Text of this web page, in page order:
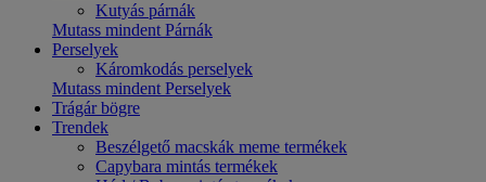
Kutyás párnák
Mutass mindent Párnák
Perselyek
Káromkodás perselyek
Mutass mindent Perselyek
Trágár bögre
Trendek
Beszélgető macskák meme termékek
Capybara mintás termékek